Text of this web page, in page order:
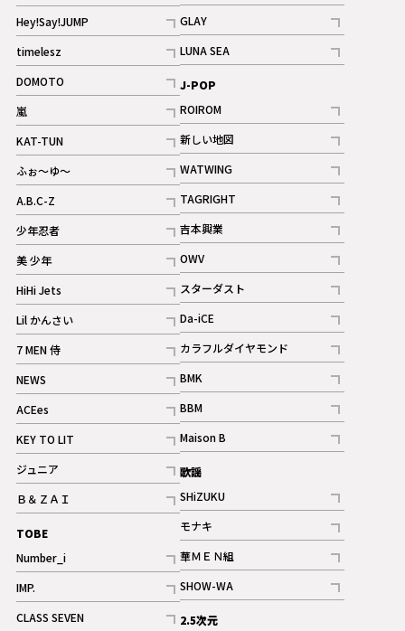
記事
ギャラリー
Hey!Say!JUMP
記事
timelesz
記事
DOMOTO
記事
嵐
記事
KAT-TUN
記事
ふぉ～ゆ～
記事
A.B.C-Z
記事
ギャラリー
少年忍者
記事
美 少年
記事
HiHi Jets
記事
Lil かんさい
記事
7 MEN 侍
記事
NEWS
記事
ACEes
記事
KEY TO LIT
記事
ジュニア
記事
Ｂ＆ＺＡＩ
記事
TOBE
Number_i
記事
IMP.
記事
CLASS SEVEN
記事
GLAY
記事
LUNA SEA
記事
J-POP
ROIROM
記事
新しい地図
記事
WATWING
記事
TAGRIGHT
記事
吉本興業
記事
OWV
記事
ギャラリー
スターダスト
記事
Da-iCE
記事
カラフルダイヤモンド
記事
BMK
記事
BBM
記事
ギャラリー
Maison B
記事
歌謡
SHiZUKU
記事
モナキ
記事
華ＭＥＮ組
記事
SHOW-WA
記事
2.5次元